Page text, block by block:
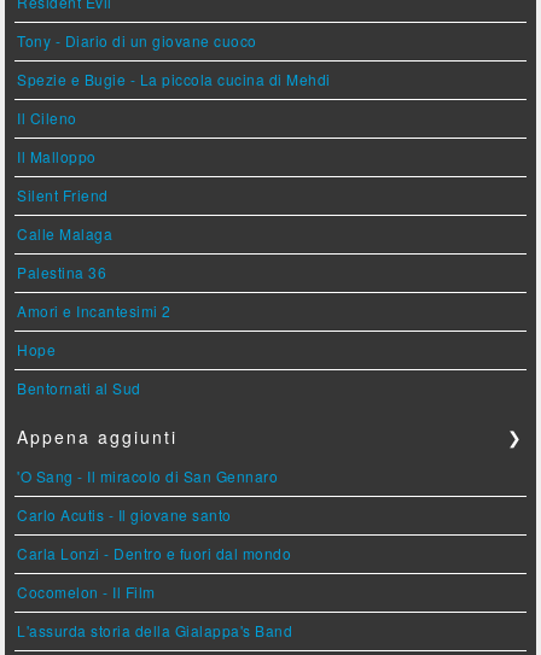
Tony - Diario di un giovane cuoco
Spezie e Bugie - La piccola cucina di Mehdi
Il Cileno
Il Malloppo
Silent Friend
Calle Malaga
Palestina 36
Amori e Incantesimi 2
Hope
Bentornati al Sud
Appena aggiunti ❯
'O Sang - Il miracolo di San Gennaro
Carlo Acutis - Il giovane santo
Carla Lonzi - Dentro e fuori dal mondo
Cocomelon - Il Film
L'assurda storia della Gialappa's Band